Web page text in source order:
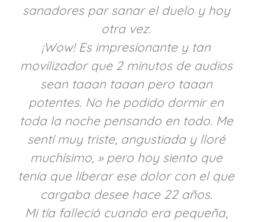
sanadores par sanar el duelo y hoy
otra vez.
¡Wow! Es impresionante y tan
movilizador que 2 minutos de audios
sean taaan taaan pero taaan
potentes. No he podido dormir en
toda la noche pensando en todo. Me
sentí muy triste, angustiada y lloré
muchísimo, » pero hoy siento que
tenía que liberar ese dolor con el que
cargaba desee hace 22 años.
Mi tía falleció cuando era pequeña,